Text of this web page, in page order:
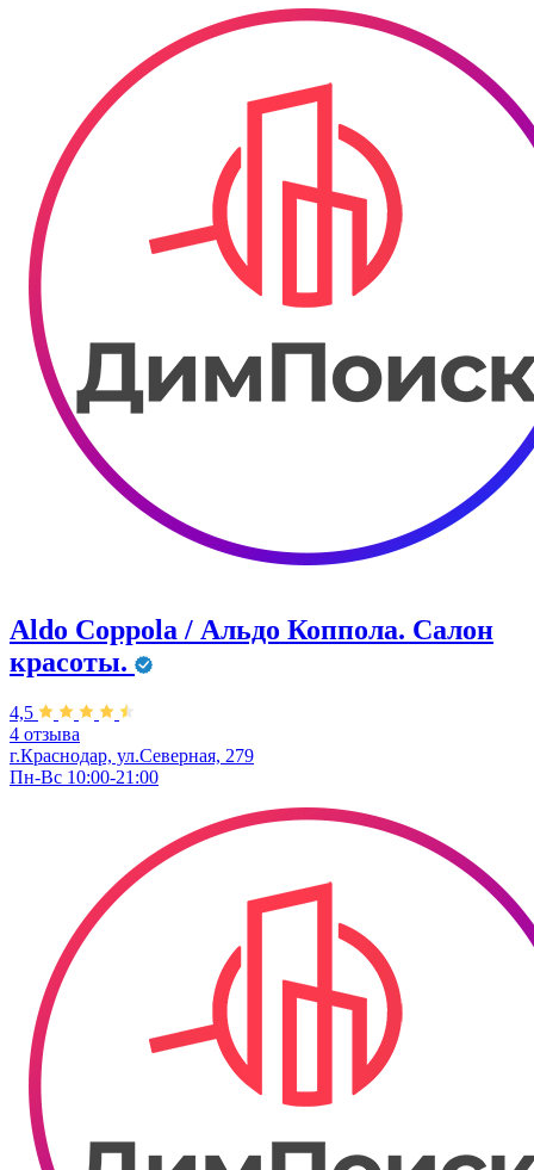
Aldo Coppola / Альдо Коппола. Салон
красоты.
4,5
4 отзыва
г.Краснодар, ул.Северная, 279
Пн-Вс 10:00-21:00